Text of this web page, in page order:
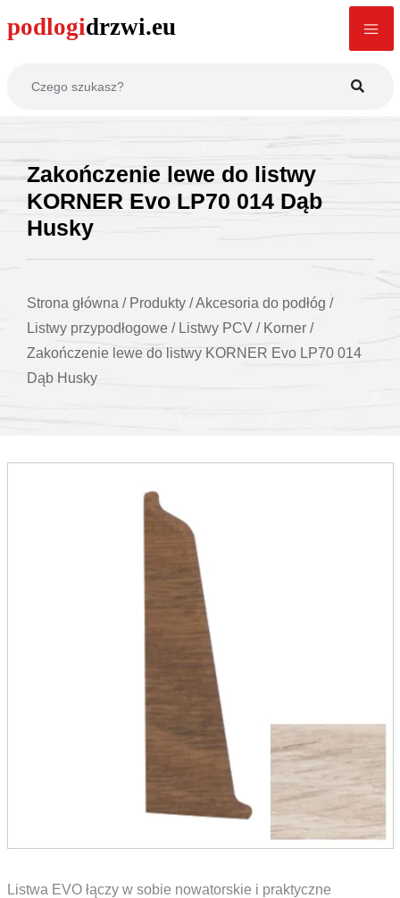
Zakończenie lewe do listwy
KORNER Evo LP70 014 Dąb
Husky
Strona główna / Produkty /Akcesoria do podłóg /
Listwy przypodłogowe / Listwy PCV / Korner /
Zakończenie lewe do listwy KORNER Evo LP70 014
Dąb Husky
Listwa EVO łączy w sobie nowatorskie i praktyczne